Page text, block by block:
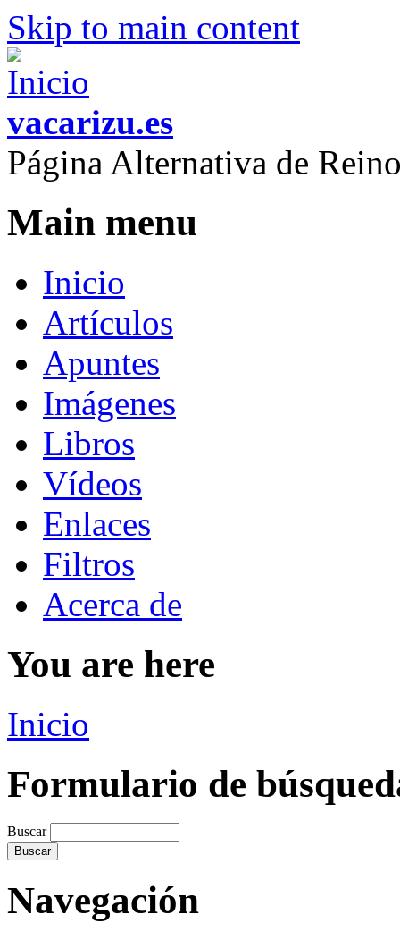
Skip to main content
vacarizu.es
Página Alternativa de
Main menu
Inicio
Artículos
Apuntes
Imágenes
Libros
Vídeos
Enlaces
Filtros
Acerca de
You are here
Inicio
Formulario de
Buscar
Navegación